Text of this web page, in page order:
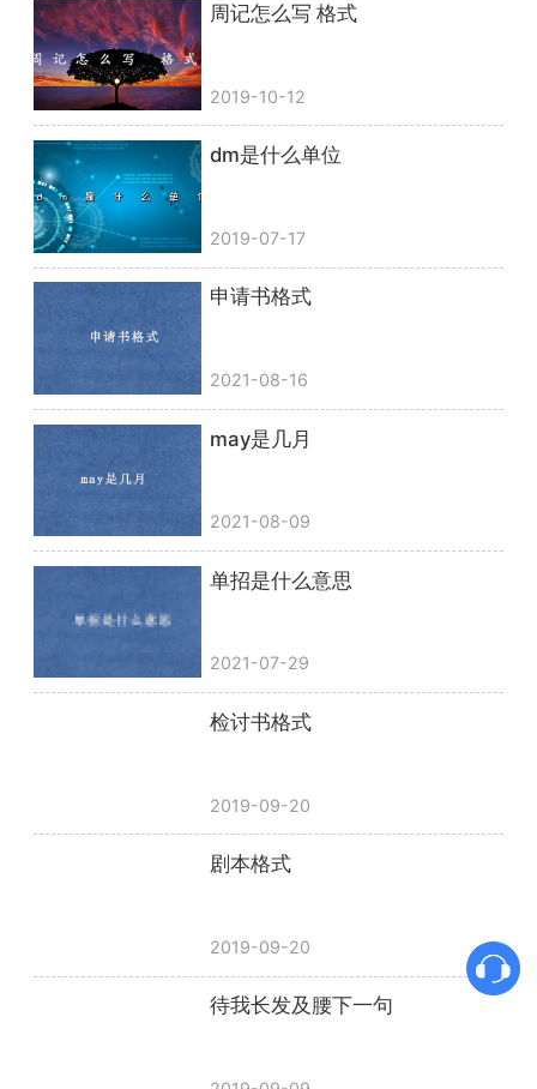
周记怎么写 格式
2019-10-12
dm是什么单位
2019-07-17
申请书格式
2021-08-16
may是几月
2021-08-09
单招是什么意思
2021-07-29
检讨书格式
2019-09-20
剧本格式
2019-09-20
待我长发及腰下一句